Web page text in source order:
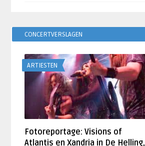
CONCERTVERSLAGEN
ARTIESTEN
Fotoreportage: Visions of
Atlantis en Xandria in De Helling,